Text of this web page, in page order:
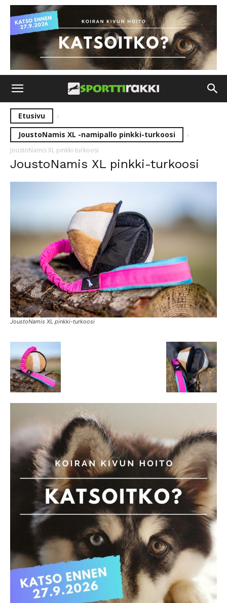
Etusivu
JoustoNamis XL -namipallo pinkki-turkoosi
JoustoNamis XL pinkki-turkoosi
JoustoNamis XL pinkki-turkoosi
JoustoNamis XL pinkki-turkoosi